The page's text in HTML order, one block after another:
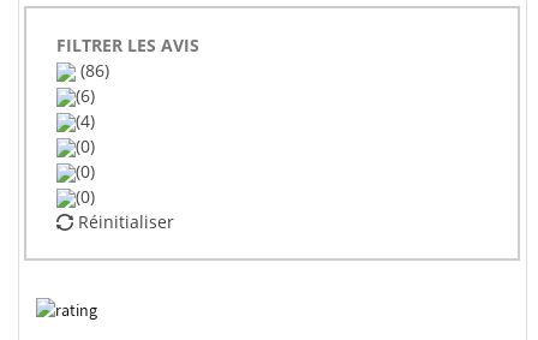
FILTRER LES AVIS
(86)
(6)
(4)
(0)
(0)
(0)
Réinitialiser